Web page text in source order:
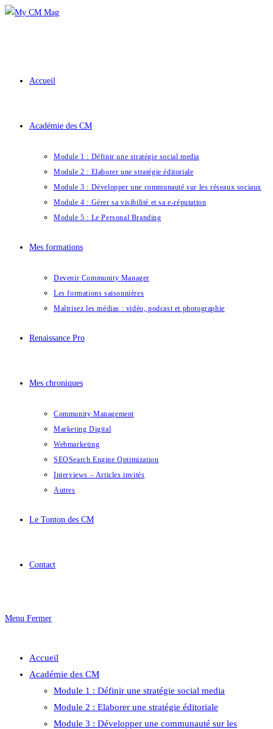
Skip
Accueil
Académie des CM
Module 1 : Définir une stratégie social media
Module 2 : Elaborer une stratégie éditoriale
Module 3 : Développer une communauté sur les réseaux sociaux
Module 4 : Gérer sa visibilité et sa e-réputation
Module 5 : Le Personal Branding
Mes formations
Devenir Community Manager
Les formations saisonnières
Maîtrisez les médias : vidéo, podcast et photographie
Renaissance Pro
Mes chroniques
Community Management
Marketing Digital
Webmarketing
SEOSearch Engine Optimization
Interviews – Articles invités
Autres
Le Tonton des CM
Contact
Menu Fermer
Accueil
Académie des CM
Module 1 : Définir une stratégie social media
Module 2 : Elaborer une stratégie éditoriale
Module 3 : Développer une communauté sur les